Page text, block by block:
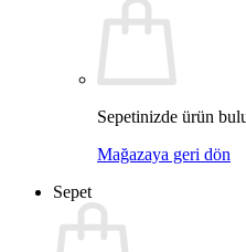
Sepetinizde ürün
Mağazaya geri dön
Sepet